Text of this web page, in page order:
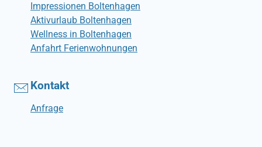
Impressionen Boltenhagen
Aktivurlaub Boltenhagen
Wellness in Boltenhagen
Anfahrt Ferienwohnungen
Kontakt
Anfrage